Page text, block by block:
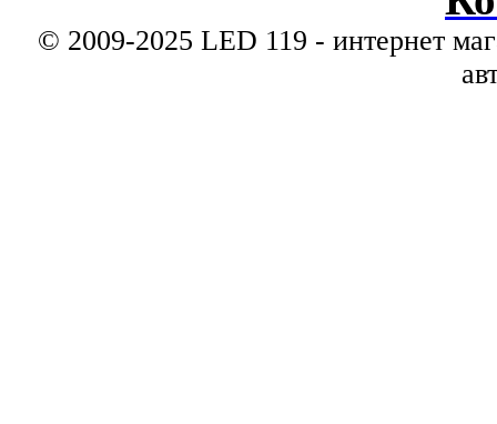
© 2009-2025 LED 119 - интернет